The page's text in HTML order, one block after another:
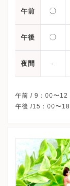
午前 〇
午後 〇
夜間 -
午前 / 9：00〜
午後 /15：00〜
※受診前には必